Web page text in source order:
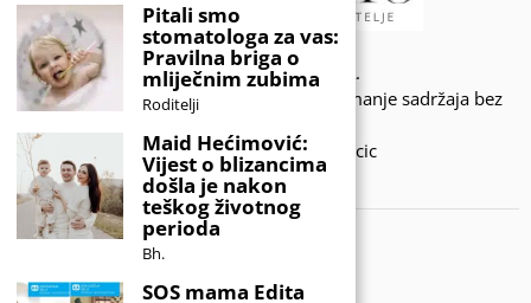
© 2020 - KIDSINFO.BA.
Sva prava zadržana. Zabranjeno preuzimanje sadržaja bez
Developed by Amar SIjercic
IZAŠAO JE NOVI MAGAZIN!
Pitali smo
stomatologa za vas:
Pravilna briga o
mliječnim zubima
Roditelji
Maid Hećimović:
Vijest o blizancima
došla je nakon
teškog životnog
perioda
Bh.
SOS mama Edita